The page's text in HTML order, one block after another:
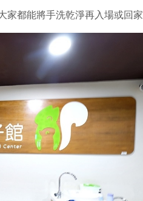
家都能將手洗乾淨再入場或回家